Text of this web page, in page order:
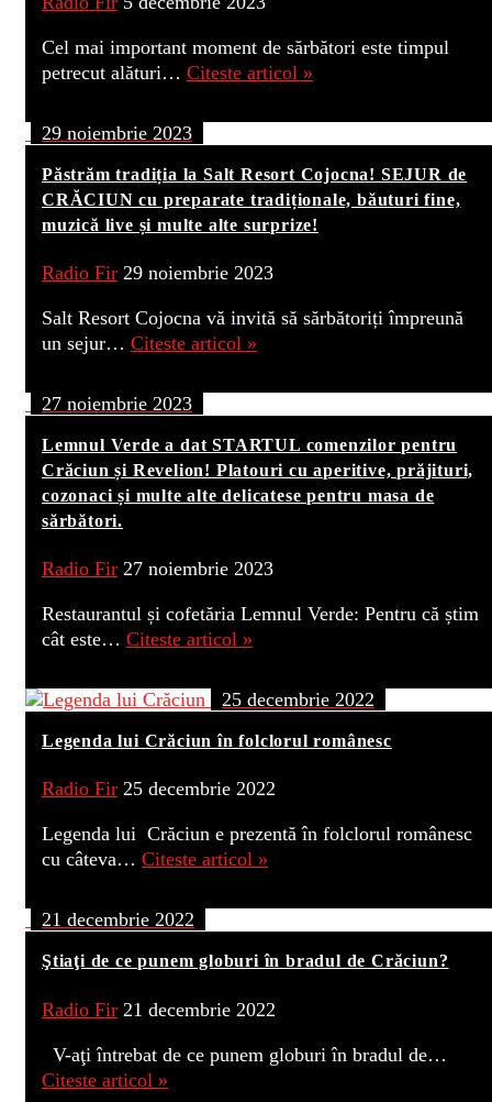
Cel mai important moment de sărbători este timpul
petrecut alături… Citeste articol »
29 noiembrie 2023
Păstrăm tradiția la Salt Resort Cojocna! SEJUR de
CRĂCIUN cu preparate tradiționale, băuturi fine,
muzică live și multe alte surprize!
Radio Fir 29 noiembrie 2023
Salt Resort Cojocna vă invită să sărbătoriți împreună
un sejur… Citeste articol »
27 noiembrie 2023
Lemnul Verde a dat STARTUL comenzilor pentru
Crăciun și Revelion! Platouri cu aperitive, prăjituri,
cozonaci și multe alte delicatese pentru masa de
sărbători.
Radio Fir 27 noiembrie 2023
Restaurantul și cofetăria Lemnul Verde: Pentru că știm
cât este… Citeste articol »
25 decembrie 2022
Legenda lui Crăciun în folclorul românesc
Radio Fir 25 decembrie 2022
Legenda lui Crăciun e prezentă în folclorul românesc
cu câteva… Citeste articol »
21 decembrie 2022
Ştiaţi de ce punem globuri în bradul de Crăciun?
Radio Fir 21 decembrie 2022
V-aţi întrebat de ce punem globuri în bradul de…
Citeste articol »